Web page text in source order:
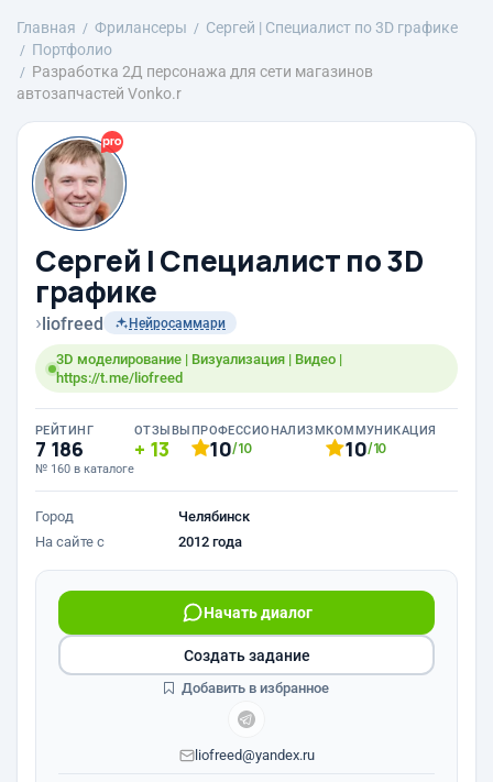
Главная Фрилансеры
Сергей | Специалист по 3D графике
Портфолио
Разработка 2Д персонажа для сети магазинов
автозапчастей Vonko.r
Сергей | Специалист по 3D
графике
›liofreed Нейросаммари
3D моделирование | Визуализация | Видео |
https://t.me/liofreed
РЕЙТИНГ
7 186
№ 160 в каталоге
ОТЗЫВЫ
13
ПРОФЕССИОНАЛИЗМ
10/10
КОММУНИКАЦИЯ
10/10
Город
Челябинск
На сайте с
2012 года
Начать диалог
liofreed@yandex.ru
Создать задание
Добавить в избранное